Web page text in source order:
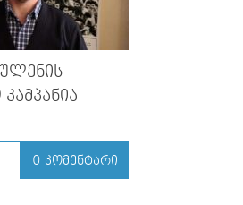
0 ᲙᲝᲛᲔᲜᲢᲐᲠᲘ